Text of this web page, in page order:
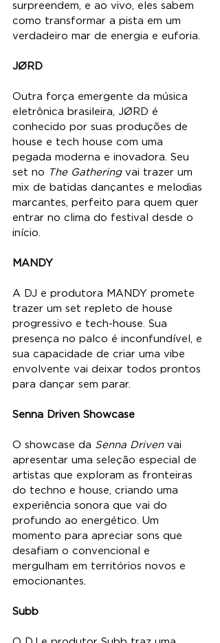
surpreendem, e ao vivo, eles sabem
como transformar a pista em um
verdadeiro mar de energia e euforia.
JØRD
Outra força emergente da música
eletrônica brasileira, JØRD é
conhecido por suas produções de
house e tech house com uma
pegada moderna e inovadora. Seu
set no The Gathering vai trazer um
mix de batidas dançantes e melodias
marcantes, perfeito para quem quer
entrar no clima do festival desde o
início.
MANDY
A DJ e produtora MANDY promete
trazer um set repleto de house
progressivo e tech-house. Sua
presença no palco é inconfundível, e
sua capacidade de criar uma vibe
envolvente vai deixar todos prontos
para dançar sem parar.
Senna Driven Showcase
O showcase da Senna Driven vai
apresentar uma seleção especial de
artistas que exploram as fronteiras
do techno e house, criando uma
experiência sonora que vai do
profundo ao energético. Um
momento para apreciar sons que
desafiam o convencional e
mergulham em territórios novos e
emocionantes.
Subb